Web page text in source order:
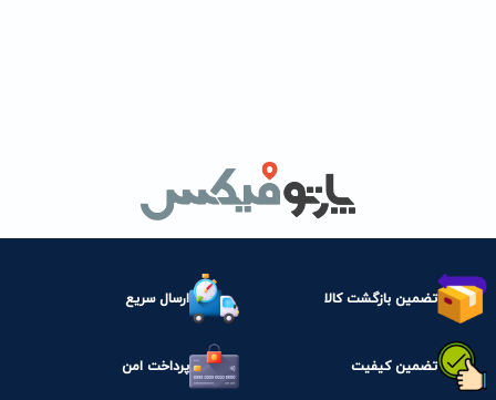
تضمین بازگشت کالا ارسال سریع
تضمین کیفیت پرداخت امن